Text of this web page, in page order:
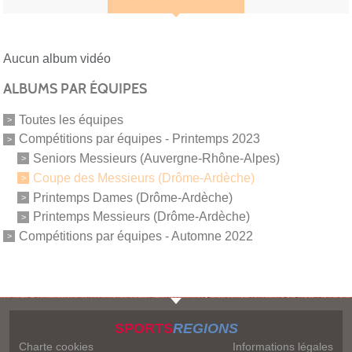
Aucun album vidéo
ALBUMS PAR ÉQUIPES
Toutes les équipes
Compétitions par équipes - Printemps 2023
Seniors Messieurs (Auvergne-Rhône-Alpes)
Coupe des Messieurs (Drôme-Ardèche)
Printemps Dames (Drôme-Ardèche)
Printemps Messieurs (Drôme-Ardèche)
Compétitions par équipes - Automne 2022
SPORTSREGIONS
Charte cookies Informations légales